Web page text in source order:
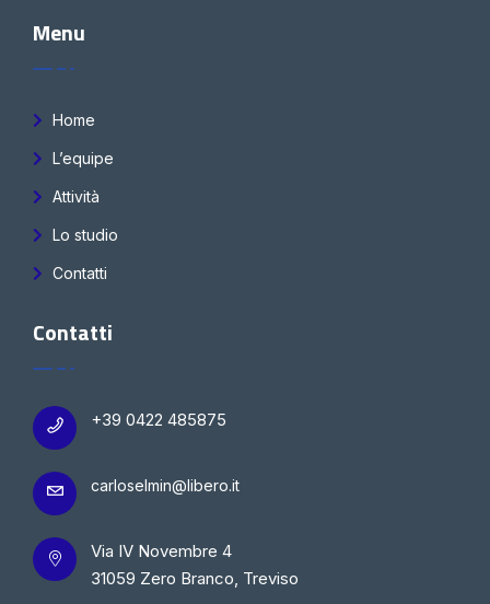
Menu
Home
L’equipe
Attività
Lo studio
Contatti
Contatti
+39 0422 485875
carloselmin@libero.it
Via IV Novembre 4
31059 Zero Branco, Treviso